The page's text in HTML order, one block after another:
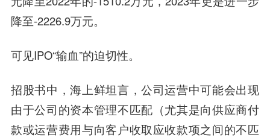
降至-2226.9万元。
可见IPO“输血”的迫切性。
招股书中，海上鲜坦言，公司运营中可能会出现
由于公司的资本管理不匹配（尤其是向供应商付
款或运营费用与向客户收取应收款项之间的不匹